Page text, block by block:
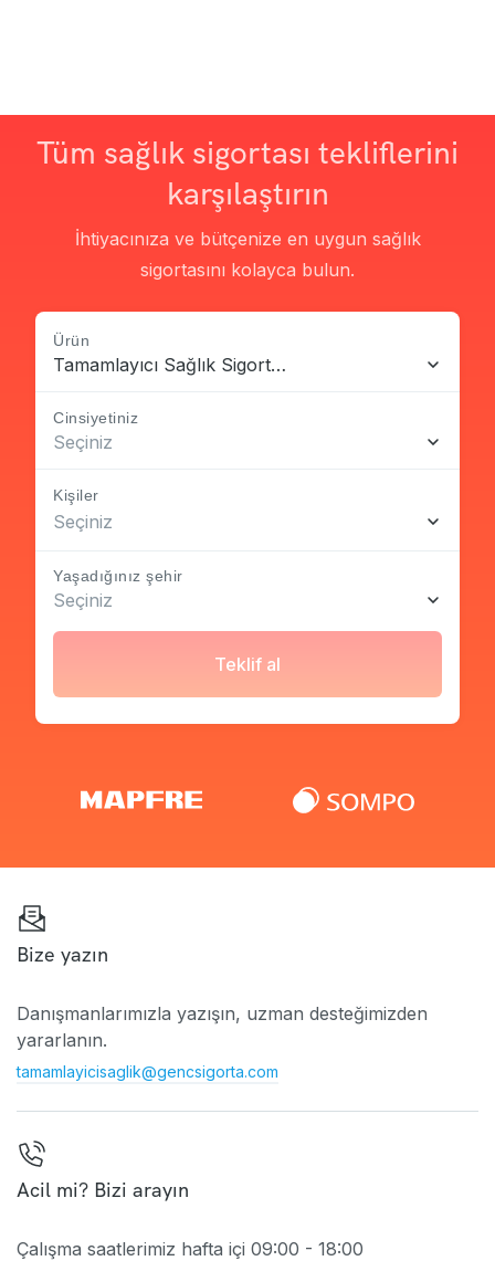
Tüm sağlık sigortası tekliflerini
karşılaştırın
İhtiyacınıza ve bütçenize en uygun sağlık
sigortasını kolayca bulun.
Ürün
Tamamlayıcı Sağlık Sigortası
Cinsiyetiniz
Seçiniz
Kişiler
Seçiniz
Yaşadığınız şehir
Seçiniz
Teklif al
Bize yazın
Danışmanlarımızla yazışın, uzman desteğimizden
yararlanın.
tamamlayicisaglik@gencsigorta.com
Acil mi? Bizi arayın
Çalışma saatlerimiz hafta içi 09:00 - 18:00